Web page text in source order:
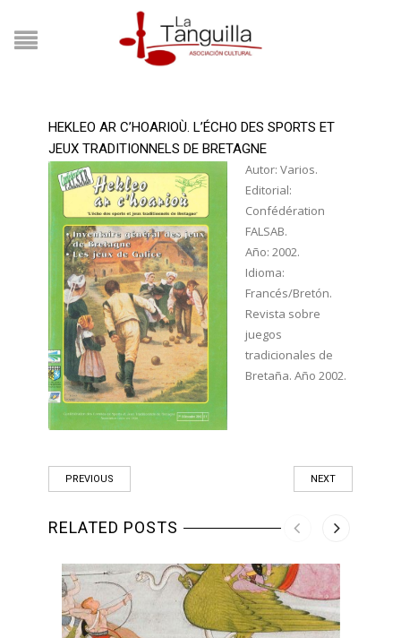
HEKLEO AR C’HOARIOÙ. L’ÉCHO DES SPORTS ET
JEUX TRADITIONNELS DE BRETAGNE
Autor: Varios.
Editorial:
Confédération
FALSAB.
Año: 2002.
Idioma:
Francés/Bretón.
Revista sobre
juegos
tradicionales de
Bretaña. Año 2002.
PREVIOUS NEXT
RELATED POSTS